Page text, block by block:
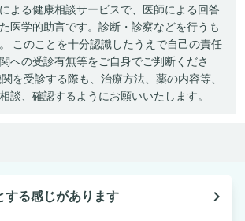
よる健康相談サービスで、医師による回答
医学的助言です。診断・診察などを行うも
このことを十分認識したうえで自己の責任
への受診有無等をご自身でご判断くださ
を受診する際も、治療方法、薬の内容等、
談、確認するようにお願いいたします。
する感じがあります
navigate_next